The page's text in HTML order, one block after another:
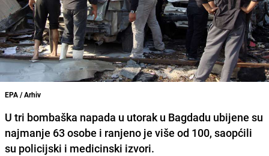
EPA / Arhiv
U tri bombaška napada u utorak u Bagdadu ubijene su
najmanje 63 osobe i ranjeno je više od 100, saopćili
su policijski i medicinski izvori.